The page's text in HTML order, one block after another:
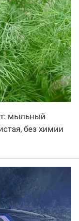
мыльный
без химии